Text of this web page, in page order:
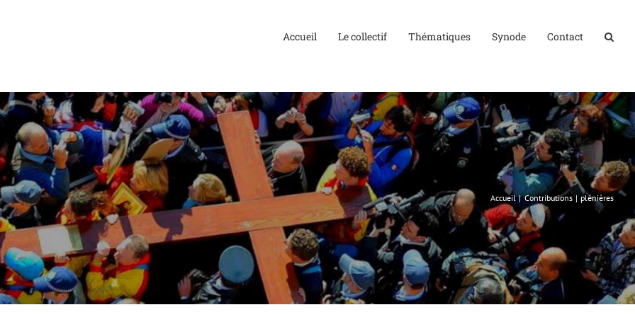
Accueil Le collectif Thématiques Synode Contact
Accueil Contributions plénières